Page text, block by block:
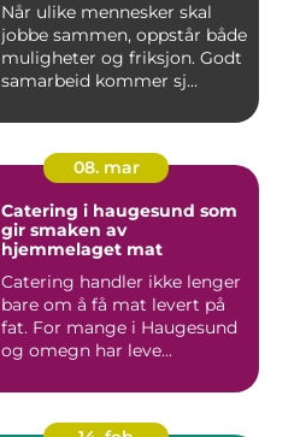
Når ulike mennesker skal
jobbe sammen, oppstår både
muligheter og friksjon. Godt
samarbeid kommer sj...
08. mar
Catering i haugesund som
gir smaken av
hjemmelaget mat
Catering handler ikke lenger
bare om å få mat levert på
fat. For mange i Haugesund
og omegn har leve...